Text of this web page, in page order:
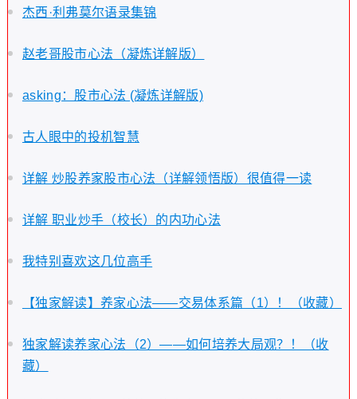
杰西·利弗莫尔语录集锦
赵老哥股市心法（凝炼详解版）
asking：股市心法 (凝炼详解版)
古人眼中的投机智慧
详解 炒股养家股市心法（详解领悟版）很值得一读
详解 职业炒手（校长）的内功心法
我特别喜欢这几位高手
【独家解读】养家心法——交易体系篇（1）！（收藏）
独家解读养家心法（2）——如何培养大局观？！（收
藏）